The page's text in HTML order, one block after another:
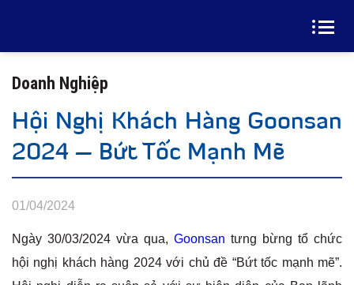
Doanh Nghiệp
Hội Nghị Khách Hàng Goonsan
2024 – Bứt Tốc Mạnh Mẽ
01/04/2024
Ngày 30/03/2024 vừa qua, Goonsan tưng bừng tổ chức
hội nghị khách hàng 2024 với chủ đề “Bứt tốc mạnh mẽ”.